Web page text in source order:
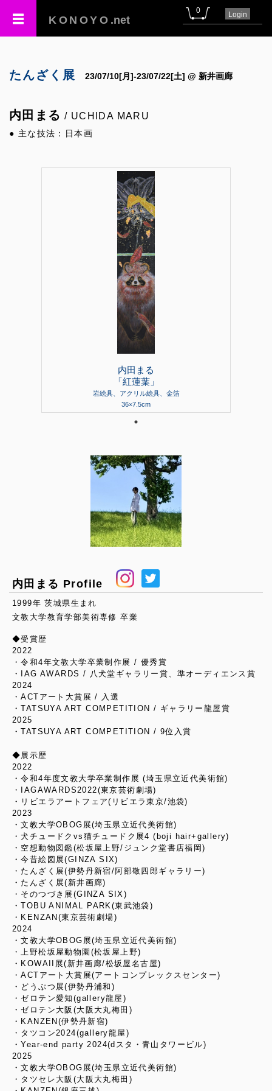
KONOYO .net
0 Login
たんざく展 23/07/10[月]-23/07/22[土] @ 新井画廊
内田まる / UCHIDA MARU
● 主な技法：日本画
内田まる
「紅蓮葉」
岩絵具、アクリル絵具、金箔
36×7.5cm
内田まる Profile
1999年 茨城県生まれ
文教大学教育学部美術専修 卒業
◆受賞歴
2022
・令和4年文教大学卒業制作展 / 優秀賞
・IAG AWARDS / 八犬堂ギャラリー賞、準オーディエンス賞
2024
・ACTアート大賞展 / 入選
・TATSUYA ART COMPETITION / ギャラリー龍屋賞
2025
・TATSUYA ART COMPETITION / 9位入賞
◆展示歴
2022
・令和4年度文教大学卒業制作展 (埼玉県立近代美術館)
・IAGAWARDS2022(東京芸術劇場)
・リビエラアートフェア(リビエラ東京/池袋)
2023
・文教大学OBOG展(埼玉県立近代美術館)
・犬チュードクvs猫チュードク展4 (boji hair+gallery)
・空想動物図鑑(松坂屋上野/ジュンク堂書店福岡)
・今昔絵図展(GINZA SIX)
・たんざく展(伊勢丹新宿/阿部敬四郎ギャラリー)
・たんざく展(新井画廊)
・そのつづき展(GINZA SIX)
・TOBU ANIMAL PARK(東武池袋)
・KENZAN(東京芸術劇場)
2024
・文教大学OBOG展(埼玉県立近代美術館)
・上野松坂屋動物園(松坂屋上野)
・KOWAII展(新井画廊/松坂屋名古屋)
・ACTアート大賞展(アートコンプレックスセンター)
・どうぶつ展(伊勢丹浦和)
・ゼロテン愛知(gallery龍屋)
・ゼロテン大阪(大阪大丸梅田)
・KANZEN(伊勢丹新宿)
・タツコン2024(gallery龍屋)
・Year-end party 2024(dスタ・青山タワービル)
2025
・文教大学OBOG展(埼玉県立近代美術館)
・タツセレ大阪(大阪大丸梅田)